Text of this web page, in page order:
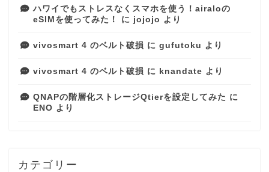
ハワイでもストレスなくスマホを使う！airaloの
eSIMを使ってみた！
に jojojo より
vivosmart 4 のベルト破損 に gufutoku より
vivosmart 4 のベルト破損 に knandate より
QNAPの階層化ストレージQtierを設定してみた に
ENO より
カテゴリー